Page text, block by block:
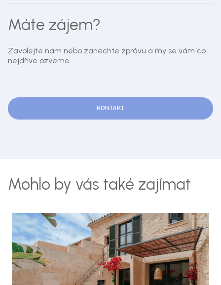
Máte zájem?
Zavolejte nám nebo zanechte zprávu a my se vám co
nejdříve ozveme.
KONTAKT
Mohlo by vás také zajímat